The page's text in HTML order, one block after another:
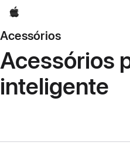
Apple
Acessórios
Acessórios
inteligente